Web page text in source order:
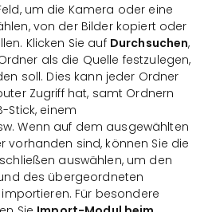
um die Kamera oder eine
von der Bilder kopiert oder
Klicken Sie auf Durchsuchen,
als die Quelle festzulegen,
soll. Dies kann jeder Ordner
Zugriff hat, samt Ordnern
Stick, einem
Wenn auf dem ausgewählten
vorhanden sind, können Sie die
auswählen, um den
des übergeordneten
Für besondere